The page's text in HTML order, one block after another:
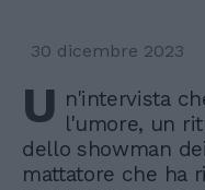
30 dicembre 2023
U n'intervista
l'umore, un
dello showman
mattatore che ha